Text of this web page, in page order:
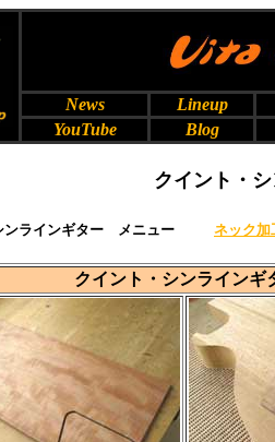
News
Lineup
YouTube
Blog
クイント・
ンラインギター メニュー ネック加
クイント・シンライン